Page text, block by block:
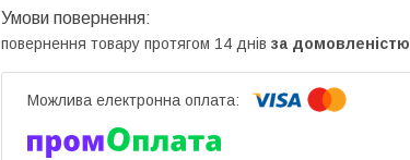
повернення товару протягом 14 днів за домовленістю